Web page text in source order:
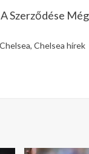
Szerződése
Chelsea, Chelsea hírek